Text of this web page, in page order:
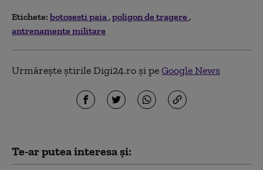
Etichete: botosesti paia poligon de tragere
antrenamente militare
Urmărește știrile Digi24.ro și peGoogle News
Te-ar putea interesa și: